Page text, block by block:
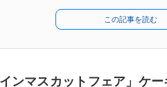
この記事を読む
ンマスカットフェア」ケー